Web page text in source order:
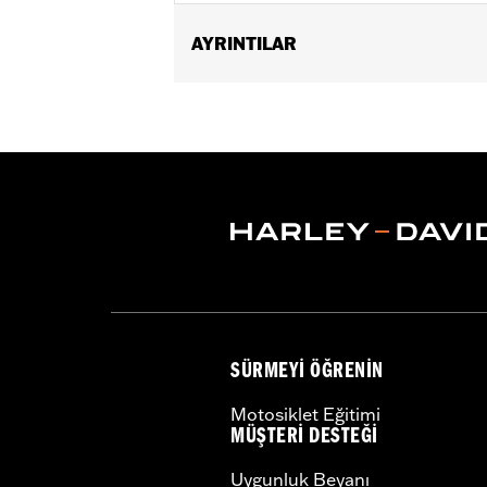
AYRINTILAR
Installation Instructions
WARRANTY:1 year limited warranty
SÜRMEYI ÖĞRENIN
Motosiklet Eğitimi
MÜŞTERI DESTEĞI
Uygunluk Beyanı